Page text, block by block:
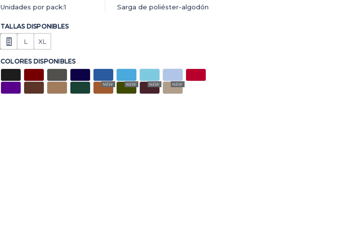
Unidades por pack:1 Sarga de poliéster-algodón
TALLAS DISPONIBLES
L XL
COLORES DISPONIBLES
NEW NEW NEW NEW